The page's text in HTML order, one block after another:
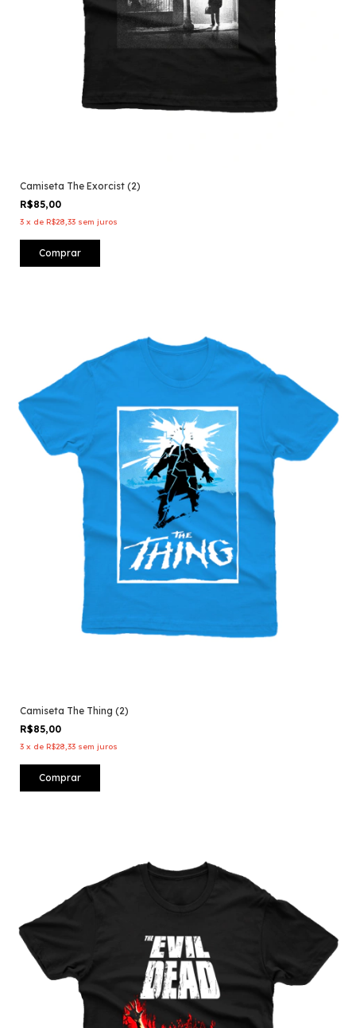
Camiseta The Exorcist (2)
R$85,00
3 x de R$28,33 sem juros
Comprar
Camiseta The Thing (2)
R$85,00
3 x de R$28,33 sem juros
Comprar